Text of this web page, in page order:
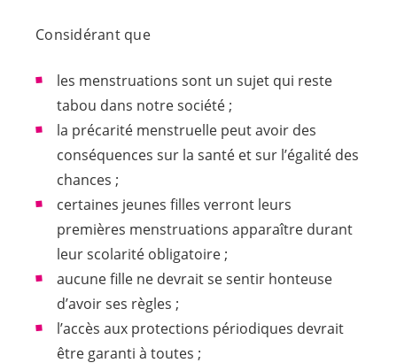
Considérant que
les menstruations sont un sujet qui reste
tabou dans notre société ;
la précarité menstruelle peut avoir des
conséquences sur la santé et sur l’égalité des
chances ;
certaines jeunes filles verront leurs
premières menstruations apparaître durant
leur scolarité obligatoire ;
aucune fille ne devrait se sentir honteuse
d’avoir ses règles ;
l’accès aux protections périodiques devrait
être garanti à toutes ;